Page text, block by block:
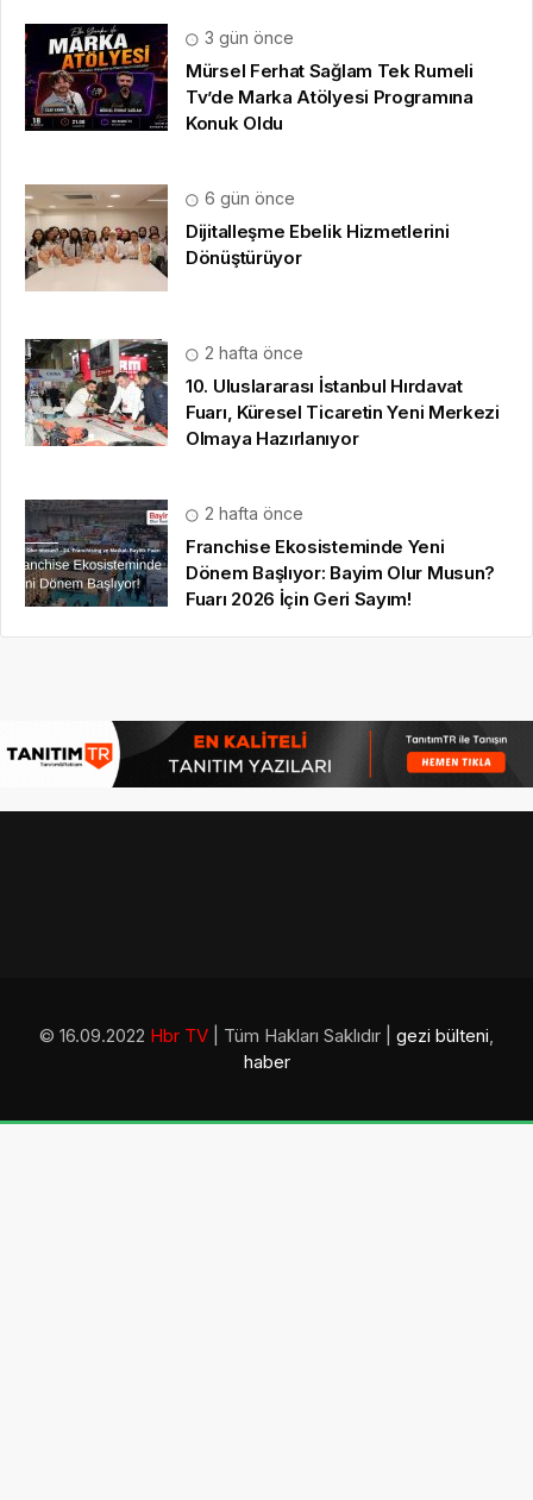
3 gün önce
Mürsel Ferhat Sağlam Tek Rumeli
Tv’de Marka Atölyesi Programına
Konuk Oldu
6 gün önce
Dijitalleşme Ebelik Hizmetlerini
Dönüştürüyor
2 hafta önce
10. Uluslararası İstanbul Hırdavat
Fuarı, Küresel Ticaretin Yeni Merkezi
Olmaya Hazırlanıyor
2 hafta önce
Franchise Ekosisteminde Yeni
Dönem Başlıyor: Bayim Olur Musun?
Fuarı 2026 İçin Geri Sayım!
© 16.09.2022 Hbr TV | Tüm Hakları Saklıdır | gezi bülteni
haber